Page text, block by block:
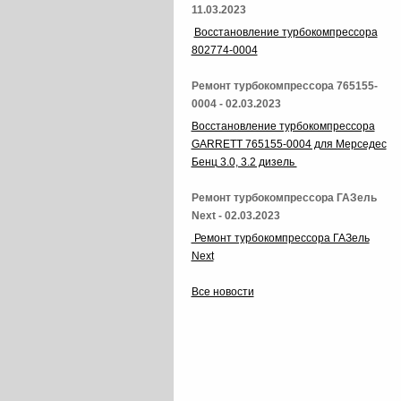
11.03.2023
Восстановление турбокомпрессора
802774-0004
Ремонт турбокомпрессора 765155-
0004 - 02.03.2023
Восстановление турбокомпрессора
GARRETT 765155-0004 для Мерседес
Бенц 3.0, 3.2 дизель
Ремонт турбокомпрессора ГАЗель
Next - 02.03.2023
Ремонт турбокомпрессора ГАЗель
Next
Все новости